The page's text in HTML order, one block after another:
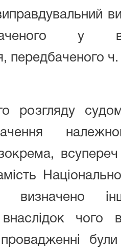
у
передбаченого
розгляду
зокрема,
визначено
внаслідок